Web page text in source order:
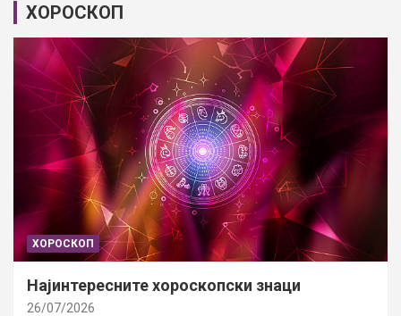
ХОРОСКОП
ХОРОСКОП
Најинтересните хороскопски знаци
26/07/2026